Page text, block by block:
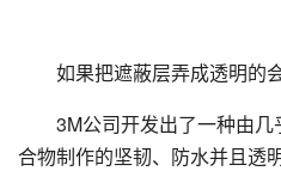
如果把遮蔽层弄成透明的
3M公司开发出了一种由
合物制作的坚韧、防水并且透